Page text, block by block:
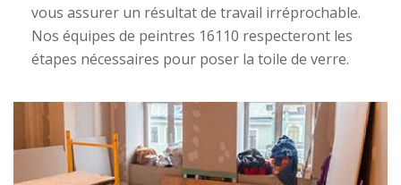
vous assurer un résultat de travail irréprochable.
Nos équipes de peintres 16110 respecteront les
étapes nécessaires pour poser la toile de verre.